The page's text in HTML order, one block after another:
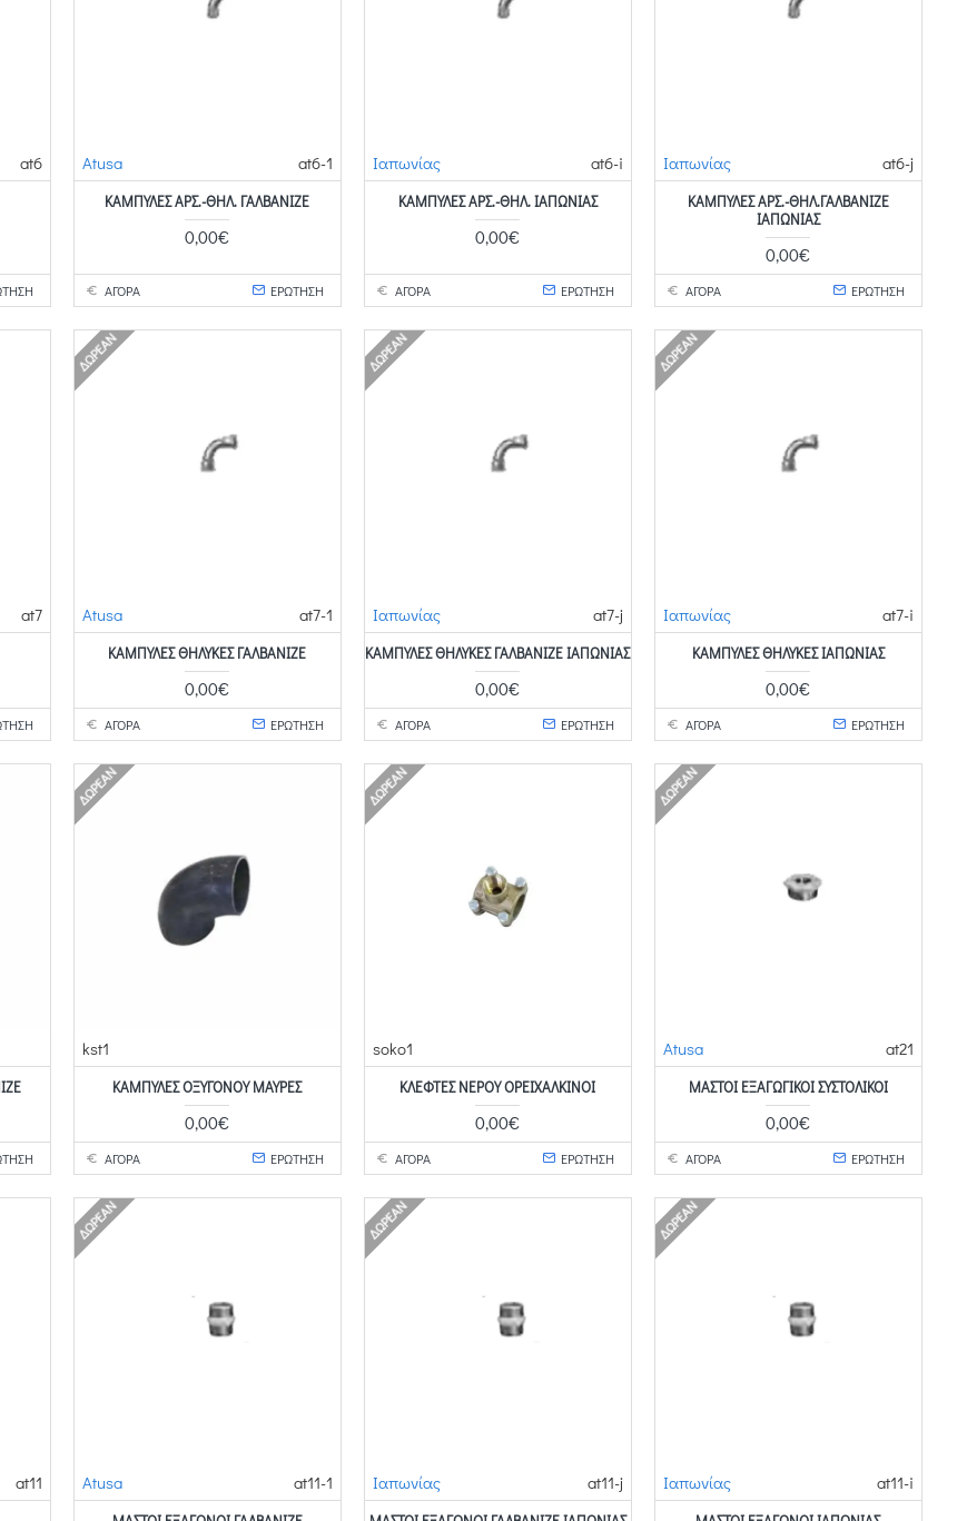
at6 Atusa at6-1
ΚΑΜΠΎΛΕΣ ΑΡΣ.-ΘΗΛ. ΓΑΛΒΑΝΙΖΈ
0,00€
ΑΓΟΡΑ ΕΡΩΤΗΣΗ
Ιαπωνίας at6-i
ΚΑΜΠΎΛΕΣ ΑΡΣ.-ΘΗΛ. ΙΑΠΩΝΊΑΣ
0,00€
ΑΓΟΡΑ ΕΡΩΤΗΣΗ
Ιαπωνίας at6-j
ΚΑΜΠΎΛΕΣ ΑΡΣ.-ΘΗΛ.ΓΑΛΒΑΝΙΖΈ
ΙΑΠΩΝΊΑΣ
0,00€
ΑΓΟΡΑ ΕΡΩΤΗΣΗ
at7
ΔΩΡΕΆΝ
Atusa at7-1
ΚΑΜΠΎΛΕΣ ΘΗΛΥΚΈΣ ΓΑΛΒΑΝΙΖΈ
0,00€
ΑΓΟΡΑ ΕΡΩΤΗΣΗ
ΔΩΡΕΆΝ
Ιαπωνίας at7-j
ΚΑΜΠΎΛΕΣ ΘΗΛΥΚΈΣ ΓΑΛΒΑΝΙΖΈ ΙΑΠΩΝΊΑΣ
0,00€
ΑΓΟΡΑ ΕΡΩΤΗΣΗ
ΔΩΡΕΆΝ
Ιαπωνίας at7-i
ΚΑΜΠΎΛΕΣ ΘΗΛΥΚΈΣ ΙΑΠΩΝΊΑΣ
0,00€
ΑΓΟΡΑ ΕΡΩΤΗΣΗ
ΔΩΡΕΆΝ
kst1
ΚΑΜΠΎΛΕΣ ΟΞΥΓΌΝΟΥ ΜΑΎΡΕΣ
0,00€
ΑΓΟΡΑ ΕΡΩΤΗΣΗ
ΔΩΡΕΆΝ
soko1
ΚΛΈΦΤΕΣ ΝΕΡΟΎ ΟΡΕΙΧΆΛΚΙΝΟΙ
0,00€
ΑΓΟΡΑ ΕΡΩΤΗΣΗ
ΔΩΡΕΆΝ
Atusa at21
ΜΑΣΤΟΊ ΕΞΑΓΩΓΙΚΟΊ ΣΥΣΤΟΛΙΚΟΊ
0,00€
ΑΓΟΡΑ ΕΡΩΤΗΣΗ
at11
ΔΩΡΕΆΝ
Atusa at11-1
ΔΩΡΕΆΝ
Ιαπωνίας at11-j
ΔΩΡΕΆΝ
Ιαπωνίας at11-i